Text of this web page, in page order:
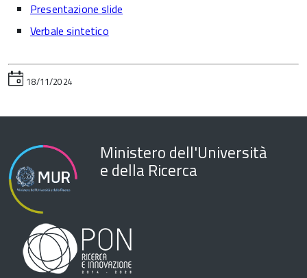
Presentazione slide
Verbale sintetico
18/11/2024
Ministero dell'Università
e della Ricerca